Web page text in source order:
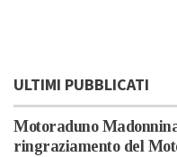
ULTIMI PUBBLICATI
Motoraduno
ringraziamento del